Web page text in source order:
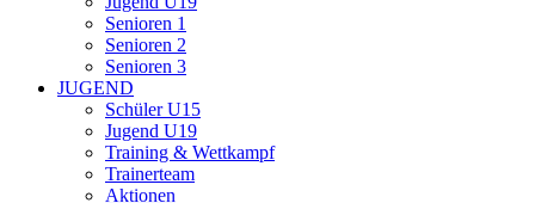
Senioren 1
Senioren 2
Senioren 3
JUGEND
Schüler U15
Jugend U19
Training & Wettkampf
Trainerteam
Aktionen